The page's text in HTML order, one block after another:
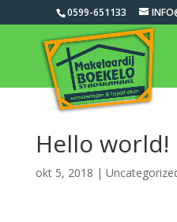
0599-651133
Hello world!
okt 5, 2018 |